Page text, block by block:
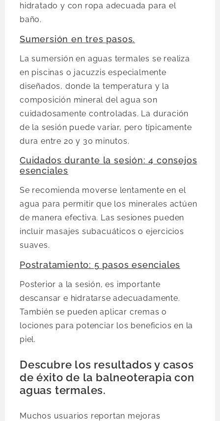
hidratado y con ropa adecuada para el
baño.
Sumersión en tres pasos.
La sumersión en aguas termales se realiza
en piscinas o jacuzzis especialmente
diseñados, donde la temperatura y la
composición mineral del agua son
cuidadosamente controladas. La duración
de la sesión puede variar, pero típicamente
dura entre 20 y 30 minutos.
Cuidados durante la sesión: 4 consejos
esenciales
Se recomienda moverse lentamente en el
agua para permitir que los minerales actúen
de manera efectiva. Las sesiones pueden
incluir masajes subacuáticos o ejercicios
suaves.
Postratamiento: 5 pasos esenciales
Posterior a la sesión, es importante
descansar e hidratarse adecuadamente.
También se pueden aplicar cremas o
lociones para potenciar los beneficios en la
piel.
Descubre los resultados y casos
de éxito de la balneoterapia con
aguas termales.
Muchos usuarios reportan mejoras